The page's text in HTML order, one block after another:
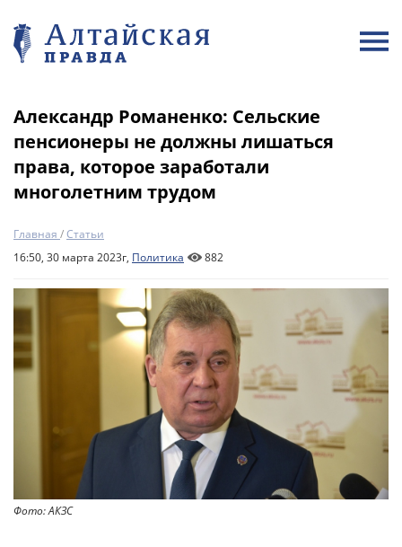
Александр Романенко: Сельские
пенсионеры не должны лишаться
права, которое заработали
многолетним трудом
Главная /Статьи
16:50, 30 марта 2023г, Политика 882
Фото: АКЗС